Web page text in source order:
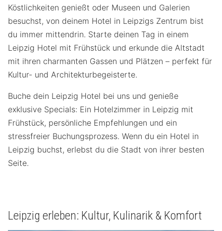
Köstlichkeiten genießt oder Museen und Galerien
besuchst, von deinem Hotel in Leipzigs Zentrum bist
du immer mittendrin. Starte deinen Tag in einem
Leipzig Hotel mit Frühstück und erkunde die Altstadt
mit ihren charmanten Gassen und Plätzen – perfekt für
Kultur- und Architekturbegeisterte.
Buche dein Leipzig Hotel bei uns und genieße
exklusive Specials: Ein Hotelzimmer in Leipzig mit
Frühstück, persönliche Empfehlungen und ein
stressfreier Buchungsprozess. Wenn du ein Hotel in
Leipzig buchst, erlebst du die Stadt von ihrer besten
Seite.
Leipzig erleben: Kultur, Kulinarik & Komfort